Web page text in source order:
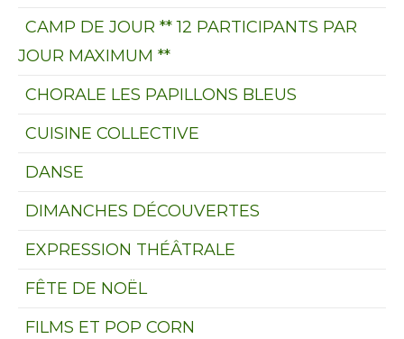
CAMP DE JOUR ** 12 PARTICIPANTS PAR
JOUR MAXIMUM **
CHORALE LES PAPILLONS BLEUS
CUISINE COLLECTIVE
DANSE
DIMANCHES DÉCOUVERTES
EXPRESSION THÉÂTRALE
FÊTE DE NOËL
FILMS ET POP CORN